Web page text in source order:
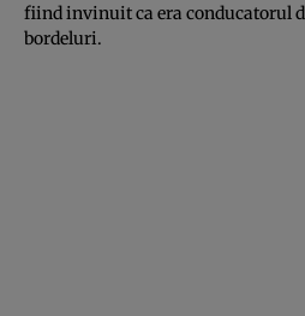
fiind invinuit ca era conducatorul
bordeluri.